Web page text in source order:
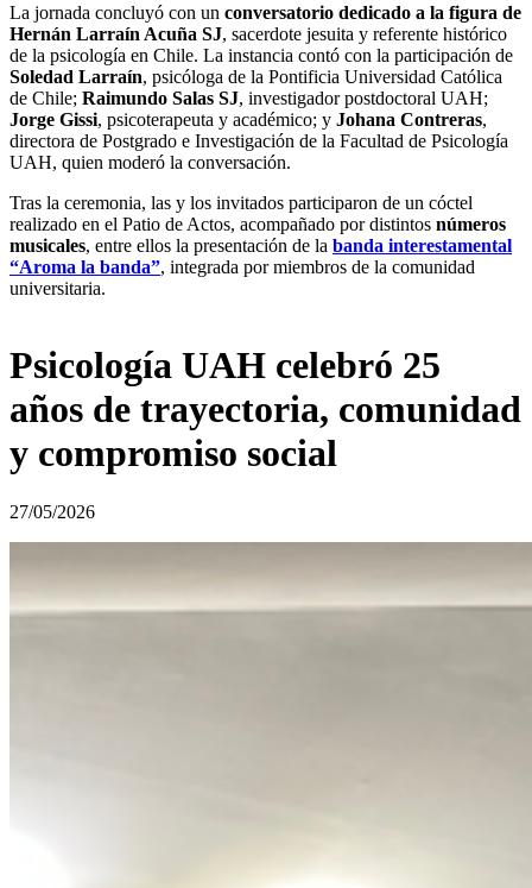
La jornada concluyó con un conversatorio dedicado a la figura de
Hernán Larraín Acuña SJ, sacerdote jesuita y referente histórico
de la psicología en Chile. La instancia contó con la participación de
Soledad Larraín, psicóloga de la Pontificia Universidad Católica
de Chile; Raimundo Salas SJ, investigador postdoctoral UAH;
Jorge Gissi, psicoterapeuta y académico; y Johana Contreras,
directora de Postgrado e Investigación de la Facultad de Psicología
UAH, quien moderó la conversación.
Tras la ceremonia, las y los invitados participaron de un cóctel
realizado en el Patio de Actos, acompañado por distintos números
musicales, entre ellos la presentación de la banda interestamental
“Aroma la banda”, integrada por miembros de la comunidad
universitaria.
Psicología UAH celebró 25
años de trayectoria, comunidad
y compromiso social
27/05/2026